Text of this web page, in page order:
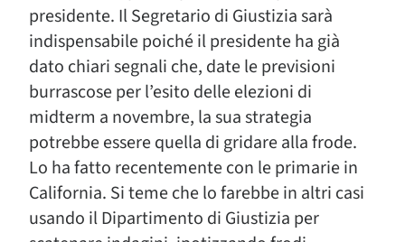
presidente. Il Segretario di Giustizia sarà
indispensabile poiché il presidente ha già
dato chiari segnali che, date le previsioni
burrascose per l’esito delle elezioni di
midterm a novembre, la sua strategia
potrebbe essere quella di gridare alla frode.
Lo ha fatto recentemente con le primarie in
California. Si teme che lo farebbe in altri casi
usando il Dipartimento di Giustizia per